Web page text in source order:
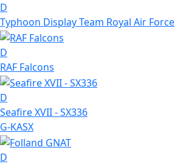
D
Typhoon Display Team Royal Air Force
D
RAF Falcons
D
Seafire XVII - SX336
G-KASX
D